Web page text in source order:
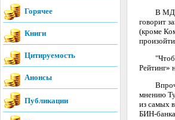
Горячее
Книги
Цитируемость
Анонсы
Публикации
В МДМ-
говорит
(кроме
"Чтобы
Рейтинг»
мнению
из самых
БИН-